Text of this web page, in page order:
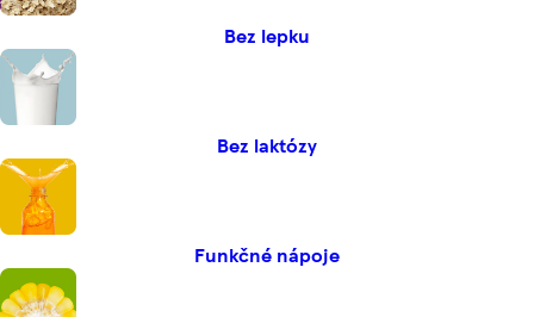
Bez lepku
Bez laktózy
Funkčné nápoje